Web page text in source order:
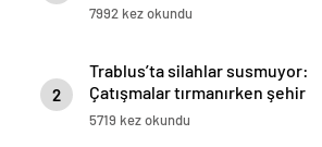
7992 kez okundu
2
Trablus’ta silahlar susmuyor:
Çatışmalar tırmanırken şehir
alarmda
5719 kez okundu